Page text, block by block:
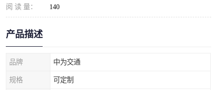
阅 读 量： 140
产品描述
品牌 中为交通
规格 可定制